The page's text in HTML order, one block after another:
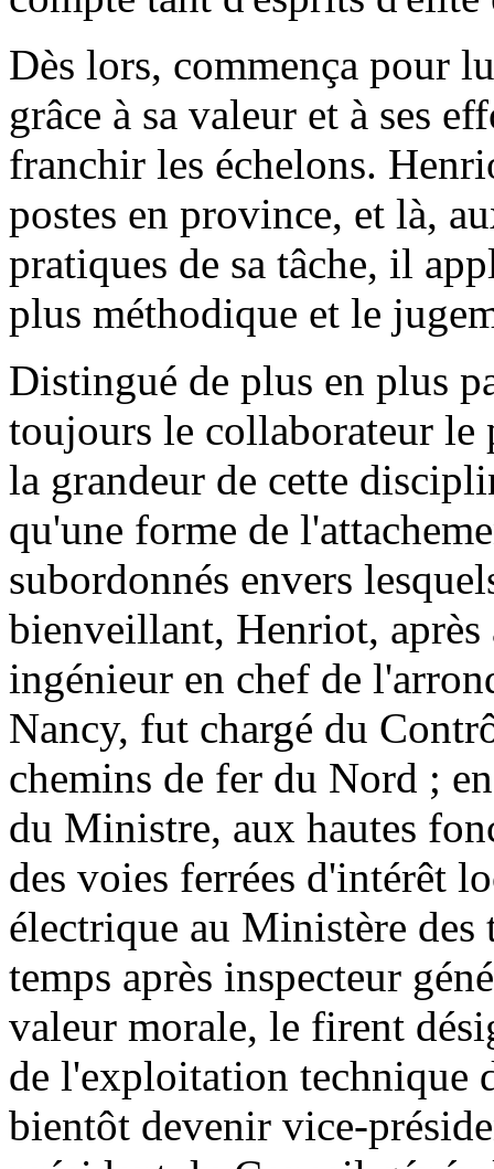
Dès lors, commença pour
grâce à sa valeur et à ses
franchir les échelons.
postes en province, et là,
pratiques de sa tâche, il
plus méthodique et le
Distingué de plus en plus
toujours le collaborateur
la grandeur de cette
qu'une forme de
subordonnés envers
bienveillant, Henriot, après
ingénieur en chef de
Nancy, fut chargé du
chemins de fer du Nord ;
du Ministre, aux hautes
des voies ferrées d'intérêt
électrique au Ministère
temps après inspecteur
valeur morale, le firent
de l'exploitation technique
bientôt devenir vice-